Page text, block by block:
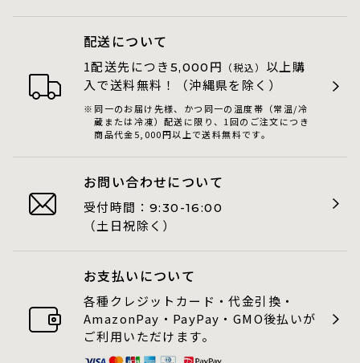
配送について
1配送先につき 5,000 円 （税込） 以上購
入で送料無料！（沖縄県を除く）
同一のお届け先様、かつ同一の温度帯（常温/冷
蔵または冷凍）配送に限り、1回のご注文につき
商品代金5,000円以上で送料無料です。
お問い合わせについて
受付時間： 9:30-16:00
（土日祝除く）
お支払いについて
各種クレジットカード・代金引換・
AmazonPay・PayPay・GMO後払いが
ご利用いただけます。